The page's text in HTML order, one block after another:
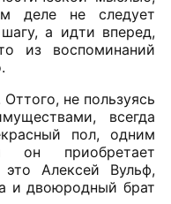
деле не следует
а идти вперед,
из воспоминаний
не пользуясь
всегда
пол, одним
приобретает
Алексей Вульф,
и двоюродный брат